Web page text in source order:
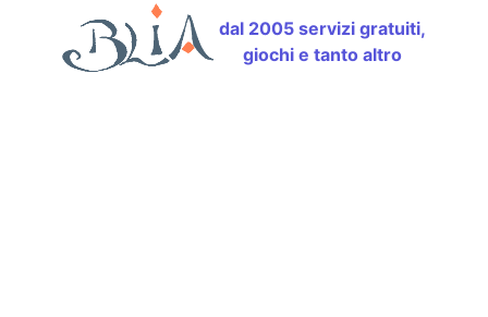
dal 2005 servizi gratuiti,
giochi e tanto altro